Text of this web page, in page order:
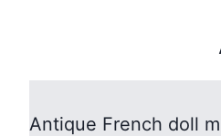
Antique French doll